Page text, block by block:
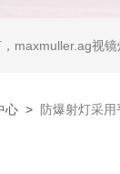
视镜灯，防
心 > 防爆射灯采